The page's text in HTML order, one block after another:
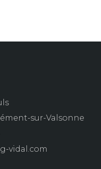
sur-Valsonne
vidal.com